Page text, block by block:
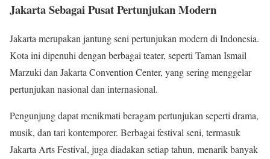
Jakarta Sebagai Pusat Pertunjukan Modern
Jakarta merupakan jantung seni pertunjukan modern di Indonesia.
Kota ini dipenuhi dengan berbagai teater, seperti Taman Ismail
Marzuki dan Jakarta Convention Center, yang sering menggelar
pertunjukan nasional dan internasional.
Pengunjung dapat menikmati beragam pertunjukan seperti drama,
musik, dan tari kontemporer. Berbagai festival seni, termasuk
Jakarta Arts Festival, juga diadakan setiap tahun, menarik banyak